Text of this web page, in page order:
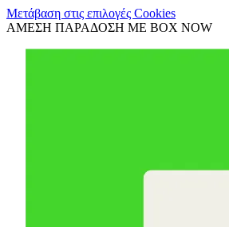
Μετάβαση στις επιλογές Cookies
ΑΜΕΣΗ ΠΑΡΑΔΟΣΗ ΜΕ BOX NOW